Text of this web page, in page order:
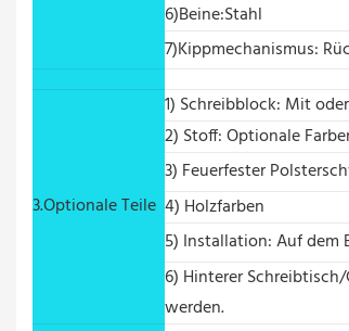
6)Beine:Stahl
7)Kippmechanismus:
3.Optionale Teile
1) Schreibblock: Mit
2) Stoff: Optionale
3) Feuerfester
4) Holzfarben
5) Installation: Auf
6) Hinterer
werden.